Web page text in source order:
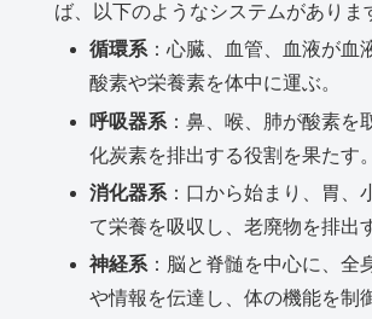
ば、以下のようなシステムがありま
循環系：心臓、血管、血液が血
酸素や栄養素を体中に運ぶ。
呼吸器系 ：鼻、喉、肺が酸素を
化炭素を排出する役割を果たす。
消化器系 ：口から始まり、胃、
て栄養を吸収し、老廃物を排出
神経系 ：脳と脊髄を中心に、全
や情報を伝達し、体の機能を制